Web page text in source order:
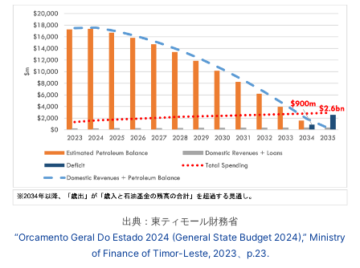
出典：東ティモール財務省
“Orcamento Geral Do Estado 2024 (General State Budget 2024),” Ministry
of Finance of Timor-Leste, 2023、p.23.